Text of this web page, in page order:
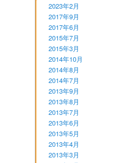
2023年2月
2017年9月
2017年6月
2015年7月
2015年3月
2014年10月
2014年8月
2014年7月
2013年9月
2013年8月
2013年7月
2013年6月
2013年5月
2013年4月
2013年3月